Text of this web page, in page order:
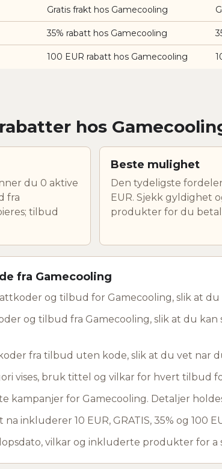
Gratis frakt hos Gamecooling
35% rabatt hos Gamecooling
100 EUR rabatt hos Gamecooling
hos
du 0 aktive
fra
tilbud
Beste mulighet
Den tydeligste
EUR. Sjekk gyldighet
produkter for du
fra Gamecooling
og tilbud for Gamecooling, slik at
og tilbud fra Gamecooling, slik at du
fra tilbud uten kode, slik at du vet nar
vises, bruk tittel og vilkar for hvert tilbud
kampanjer for Gamecooling. Detaljer
inkluderer 10 EUR, GRATIS, 35% og 100
vilkar og inkluderte produkter for a